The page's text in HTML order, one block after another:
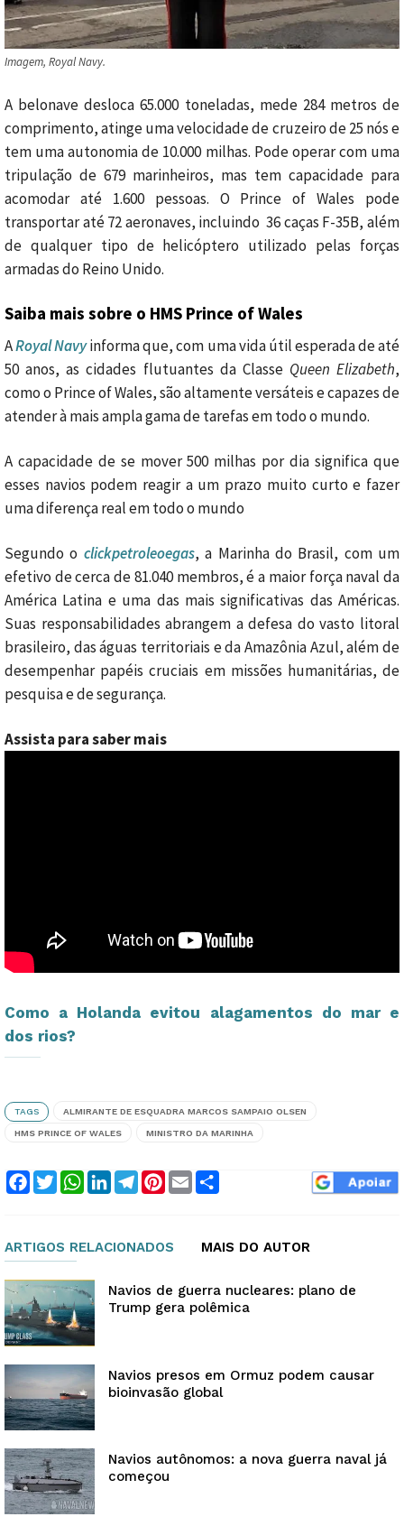
Imagem, Royal Navy.
A belonave desloca 65.000 toneladas, mede 284 metros de
comprimento, atinge uma velocidade de cruzeiro de 25 nós e
tem uma autonomia de 10.000 milhas. Pode operar com uma
tripulação de 679 marinheiros, mas tem capacidade para
acomodar até 1.600 pessoas. O Prince of Wales pode
transportar até 72 aeronaves, incluindo 36 caças F-35B, além
de qualquer tipo de helicóptero utilizado pelas forças
armadas do Reino Unido.
Saiba mais sobre o HMS Prince of Wales
ARoyal Navyinforma que, com uma vida útil esperada de até
50 anos, as cidades flutuantes da Classe Queen Elizabeth,
como o Prince of Wales, são altamente versáteis e capazes de
atender à mais ampla gama de tarefas em todo o mundo.
A capacidade de se mover 500 milhas por dia significa que
esses navios podem reagir a um prazo muito curto e fazer
uma diferença real em todo o mundo
Segundo o clickpetroleoegas, a Marinha do Brasil, com um
efetivo de cerca de 81.040 membros, é a maior força naval da
América Latina e uma das mais significativas das Américas.
Suas responsabilidades abrangem a defesa do vasto litoral
brasileiro, das águas territoriais e da Amazônia Azul, além de
desempenhar papéis cruciais em missões humanitárias, de
pesquisa e de segurança.
Assista para saber mais
Como a Holanda evitou alagamentos do mar e
dos rios?
TAGS ALMIRANTE DE ESQUADRA MARCOS SAMPAIO OLSEN
HMS PRINCE OF WALES MINISTRO DA MARINHA
Facebook
TwitterWhatsApp
LinkedInTelegram
Pinterest
Email
ARTIGOS RELACIONADOS MAIS DO AUTOR
Navios de guerra nucleares: plano de
Trump gera polêmica
Navios presos em Ormuz podem causar
bioinvasão global
Navios autônomos: a nova guerra naval já
começou